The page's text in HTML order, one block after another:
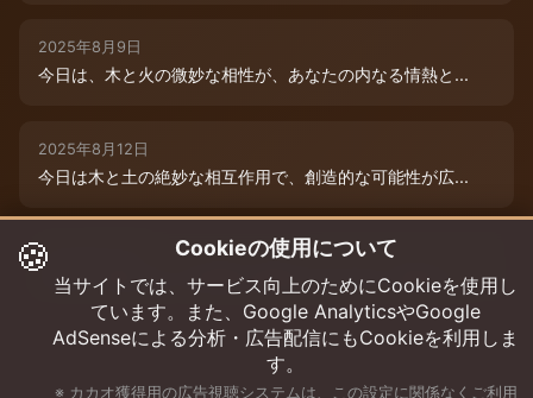
2025年8月9日
今日は、木と火の微妙な相性が、あなたの内なる情熱と...
2025年8月12日
今日は木と土の絶妙な相互作用で、創造的な可能性が広...
2025年8月12日
今日は、燃えるような情熱と成長のエネルギーに満ちた...
🍪 Cookieの使用について
当サイトでは、サービス向上のためにCookieを使用し
ています。また、Google AnalyticsやGoogle
AdSenseによる分析・広告配信にもCookieを利用しま
す。
※ カカオ獲得用の広告視聴システムは、この設定に関係なくご利用